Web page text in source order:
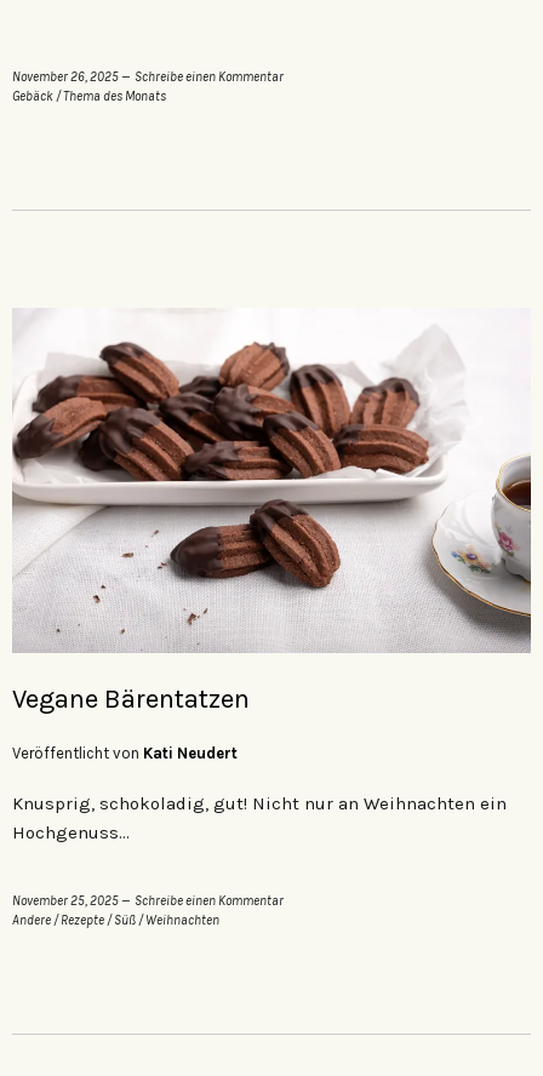
November 26, 2025
Schreibe einen Kommentar
Gebäck /Thema des Monats
Vegane Bärentatzen
Veröffentlicht von Kati Neudert
Knusprig, schokoladig, gut! Nicht nur an Weihnachten ein
Hochgenuss…
November 25, 2025
Schreibe einen Kommentar
Andere / Rezepte / Süß /Weihnachten